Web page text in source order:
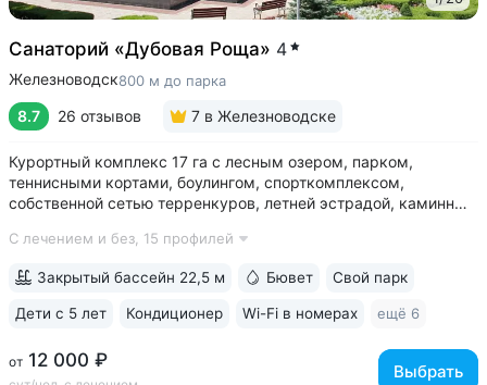
Санаторий «Дубовая Роща» 4
Железноводск800 м до парка
8.7 26 отзывов 7 в Железноводске
Курортный комплекс 17 га с лесным озером, парком,
теннисными кортами, боулингом, спорткомплексом,
собственной сетью терренкуров, летней эстрадой, каминным
домиком, лодочной станцией с катамаранами и зоной для
С лечением и без, 15 профилей
от 12 000 ₽ Выбрать
Закрытый бассейн 22,5 м Бювет Свой парк
Дети с 5 лет Кондиционер Wi-Fi в номерах ещё 6